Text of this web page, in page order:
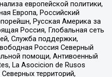
европейской политики,
Европа, Российский
Русская Америка за
Россия, Глобальная сеть
Служба поддержки,
Россия Северный
помощи, Антивоенный
La Asocicion de Rusos
территорий,